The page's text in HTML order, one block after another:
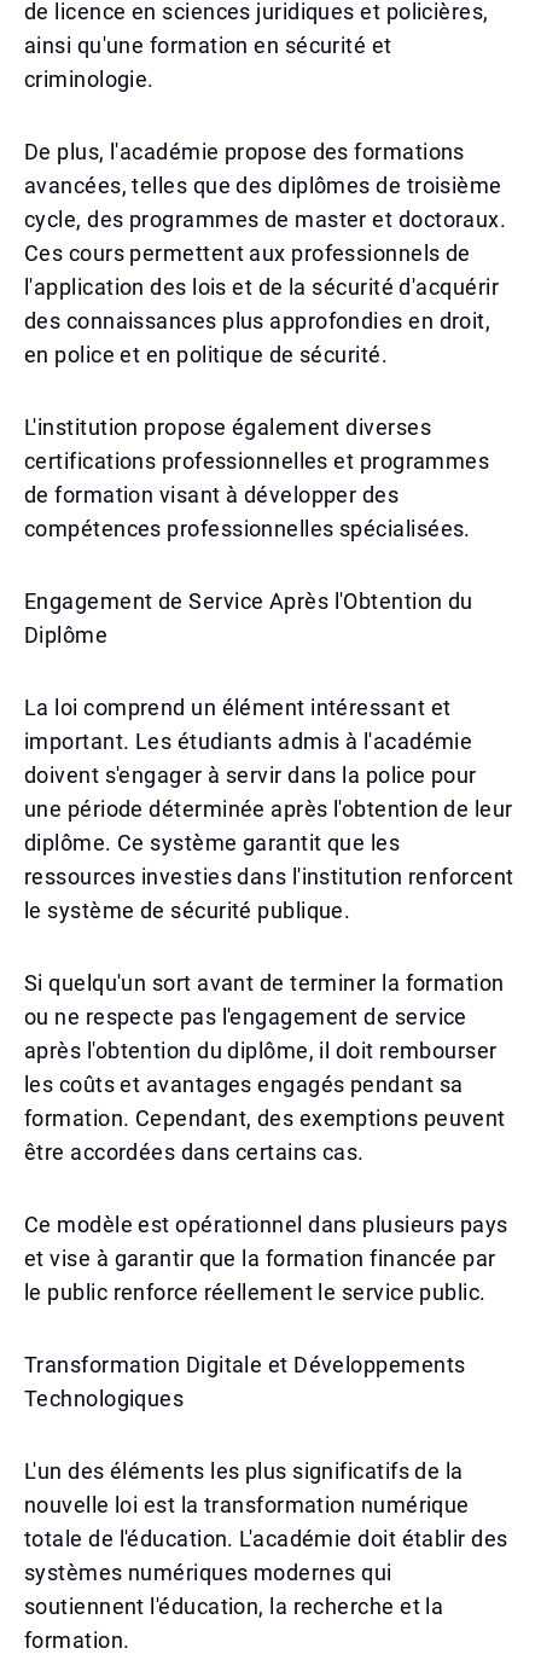
de licence en sciences juridiques et policières,
ainsi qu'une formation en sécurité et
criminologie.
De plus, l'académie propose des formations
avancées, telles que des diplômes de troisième
cycle, des programmes de master et doctoraux.
Ces cours permettent aux professionnels de
l'application des lois et de la sécurité d'acquérir
des connaissances plus approfondies en droit,
en police et en politique de sécurité.
L'institution propose également diverses
certifications professionnelles et programmes
de formation visant à développer des
compétences professionnelles spécialisées.
Engagement de Service Après l'Obtention du
Diplôme
La loi comprend un élément intéressant et
important. Les étudiants admis à l'académie
doivent s'engager à servir dans la police pour
une période déterminée après l'obtention de leur
diplôme. Ce système garantit que les
ressources investies dans l'institution renforcent
le système de sécurité publique.
Si quelqu'un sort avant de terminer la formation
ou ne respecte pas l'engagement de service
après l'obtention du diplôme, il doit rembourser
les coûts et avantages engagés pendant sa
formation. Cependant, des exemptions peuvent
être accordées dans certains cas.
Ce modèle est opérationnel dans plusieurs pays
et vise à garantir que la formation financée par
le public renforce réellement le service public.
Transformation Digitale et Développements
Technologiques
L'un des éléments les plus significatifs de la
nouvelle loi est la transformation numérique
totale de l'éducation. L'académie doit établir des
systèmes numériques modernes qui
soutiennent l'éducation, la recherche et la
formation.